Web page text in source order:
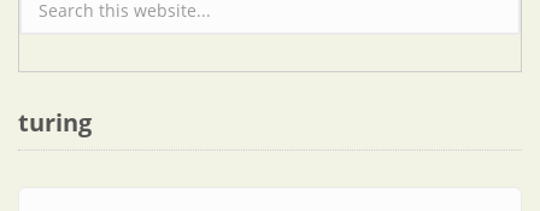
Formulario de búsqueda
turing